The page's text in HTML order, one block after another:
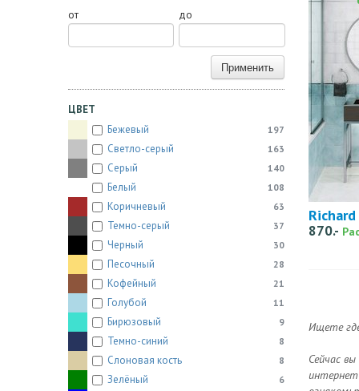
от до
Применить
ЦВЕТ
Бежевый
197
Светло-серый 163
Серый 140
Белый 108
Коричневый 63
Темно-серый 37
Черный 30
Песочный 28
Кофейный 21
Голубой 11
Бирюзовый 9
Темно-синий 8
Слоновая кость 8
Зелёный 6
Richard
870.-
Ищете
Сейчас